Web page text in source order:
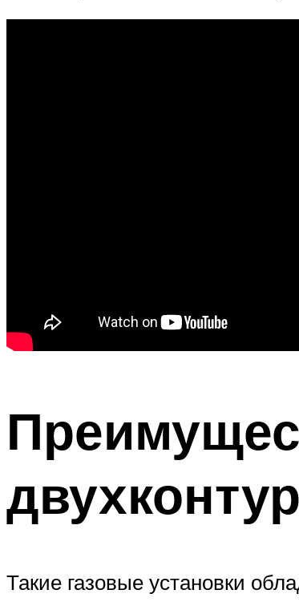
Такие газовые установки